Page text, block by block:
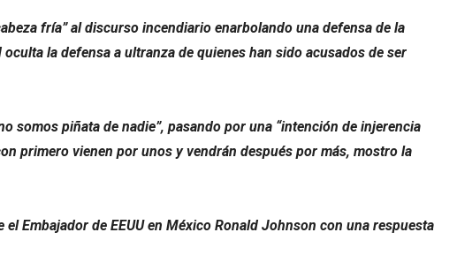
fría” al discurso incendiario enarbolando una defensa de la
la defensa a ultranza de quienes han sido acusados de ser
somos piñata de nadie”, pasando por una “intención de injerencia
primero vienen por unos y vendrán después por más, mostro la
Embajador de EEUU en México Ronald Johnson con una respuesta